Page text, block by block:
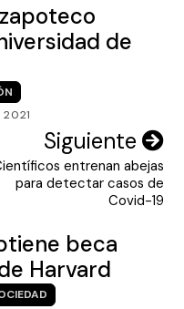
de
2021
Siguiente
entrenan abejas
para detectar casos de
Covid-19
beca
Harvard